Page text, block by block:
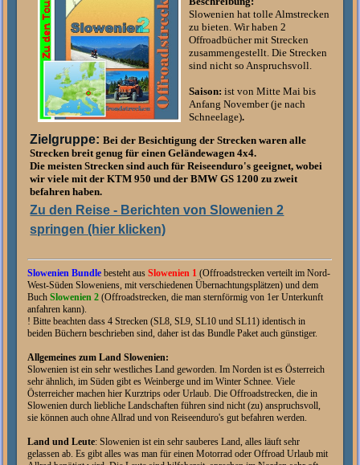
Slowenien hat tolle Almstrecken
zu bieten. Wir haben 2
Offroadbücher mit Strecken
zusammengestellt. Die Strecken
sind nicht so Anspruchsvoll.
Saison:ist von Mitte Mai bis
Anfang November (je nach
Schneelage).
Zielgruppe:Bei der Besichtigung der Strecken waren alle
Strecken breit genug für einen Geländewagen 4x4.
Die meisten Strecken sind auch für Reiseenduro's geeignet, wobei
wir viele mit der KTM 950 und der BMW GS 1200 zu zweit
befahren haben.
Zu den Reise - Berichten von Slowenien 2
springen (hier klicken)
Slowenien Bundle besteht ausSlowenien 1 (Offroadstrecken verteilt im Nord-
West-Süden Sloweniens, mit verschiedenen Übernachtungsplätzen) und dem
BuchSlowenien 2 (Offroadstrecken, die man sternförmig von 1er Unterkunft
anfahren kann).
! Bitte beachten dass 4 Strecken (SL8, SL9, SL10 und SL11) identisch in
beiden Büchern beschrieben sind, daher ist das Bundle Paket auch günstiger.
Allgemeines zum Land Slowenien:
Slowenien ist ein sehr westliches Land geworden. Im Norden ist es Österreich
sehr ähnlich, im Süden gibt es Weinberge und im Winter Schnee. Viele
Österreichermachen hier Kurztrips oder Urlaub.Die Offroadstrecken, die in
Slowenien durch liebliche Landschaften führen sind nicht (zu) anspruchsvoll,
sie können auch ohne Allrad und von Reiseenduro's gut befahren werden.
Land und Leute:Slowenien ist ein sehr sauberes Land, alles läuft sehr
gelassen ab. Es gibt alles was man für einen Motorrad oder Offroad Urlaub mit